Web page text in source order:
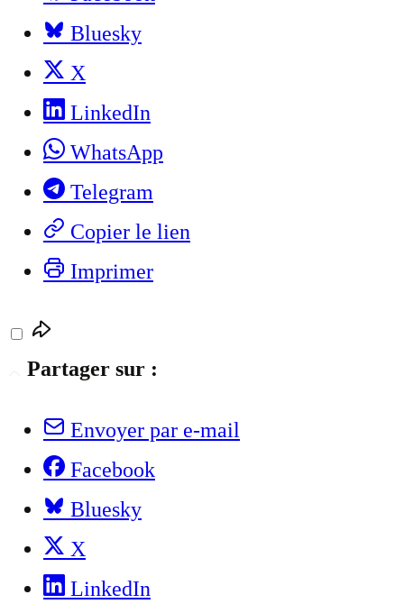
Bluesky
X
LinkedIn
WhatsApp
Telegram
Copier le lien
Imprimer
Partager sur :
Envoyer par e-mail
Facebook
Bluesky
X
LinkedIn